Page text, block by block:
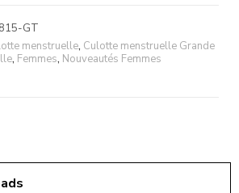
GT
menstruelle, Culotte menstruelle Grande
, Femmes, Nouveautés Femmes